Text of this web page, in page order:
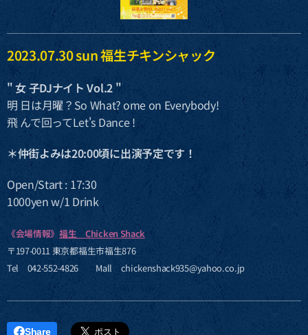
2023.07.30 sun 福生チキンシャック
" 女 子DJナイト Vol.2 "
明 日は月曜？So What? ome on Everybody!
飛 んで回ってLet's Dance !
＊仲街よみは20:00頃に出演予定です！
Open/Start : 17:30
1000yen w/1 Drink
《会場情報》福生 Chicken Shack
〒197-0011 東京都福生市福生876
Tel 042-552-4826 Mall chickenshack935@yahoo.co.jp
Share